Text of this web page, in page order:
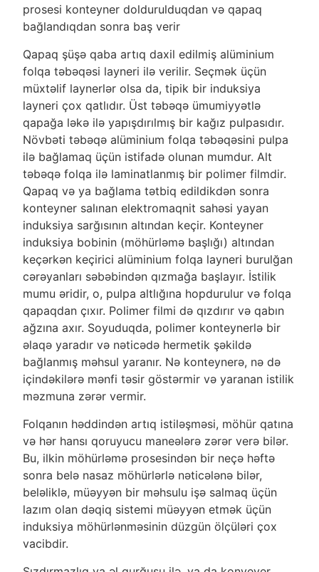
prosesi konteyner doldurulduqdan və qapaq
bağlandıqdan sonra baş verir
Qapaq şüşə qaba artıq daxil edilmiş alüminium
folqa təbəqəsi layneri ilə verilir. Seçmək üçün
müxtəlif laynerlər olsa da, tipik bir induksiya
layneri çox qatlıdır. Üst təbəqə ümumiyyətlə
qapağa ləkə ilə yapışdırılmış bir kağız pulpasıdır.
Növbəti təbəqə alüminium folqa təbəqəsini pulpa
ilə bağlamaq üçün istifadə olunan mumdur. Alt
təbəqə folqa ilə laminatlanmış bir polimer filmdir.
Qapaq və ya bağlama tətbiq edildikdən sonra
konteyner salınan elektromaqnit sahəsi yayan
induksiya sarğısının altından keçir. Konteyner
induksiya bobinin (möhürləmə başlığı) altından
keçərkən keçirici alüminium folqa layneri burulğan
cərəyanları səbəbindən qızmağa başlayır. İstilik
mumu əridir, o, pulpa altlığına hopdurulur və folqa
qapaqdan çıxır. Polimer filmi də qızdırır və qabın
ağzına axır. Soyuduqda, polimer konteynerlə bir
əlaqə yaradır və nəticədə hermetik şəkildə
bağlanmış məhsul yaranır. Nə konteynerə, nə də
içindəkilərə mənfi təsir göstərmir və yaranan istilik
məzmuna zərər vermir.
Folqanın həddindən artıq istiləşməsi, möhür qatına
və hər hansı qoruyucu maneələrə zərər verə bilər.
Bu, ilkin möhürləmə prosesindən bir neçə həftə
sonra belə nasaz möhürlərlə nəticələnə bilər,
beləliklə, müəyyən bir məhsulu işə salmaq üçün
lazım olan dəqiq sistemi müəyyən etmək üçün
induksiya möhürlənməsinin düzgün ölçüləri çox
vacibdir.